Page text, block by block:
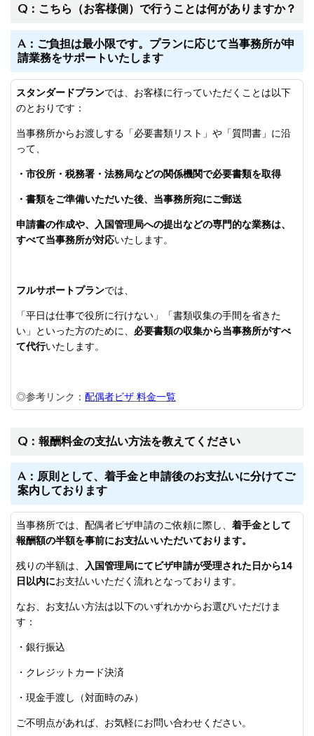
Q：こちら（お客様側）で行うことは何がありますか？
A：ご負担は最小限です。プランに応じて当事務所が申
請業務をサポートいたします
スタンダードプランでは、お客様に行っていただくことは以下
のとおりです：
当事務所からお渡しする「必要書類リスト」や「質問書」に沿
って、
・市役所・税務署・法務局などの関係機関で必要書類を取得
・書類をご準備いただいた後、当事務所宛にご郵送
申請書の作成や、入国管理局への提出などの専門的な業務は、
すべて当事務所が対応いたします。
フルサポートプランでは、
「平日は仕事で役所に行けない」「書類収集の手間を省きた
い」といった方のために、 必要書類の収集から当事務所がすべ
て代行いたします。
◎参考リンク： 配偶者ビザ 料金一覧
Q：報酬料金の支払い方法を教えてください
A：原則として、着手金と申請後のお支払いに分けてご
案内しております
当事務所では、配偶者ビザ申請のご依頼に際し、 着手金として
報酬額の半額を事前にお支払いいただいております。
残りの半額は、
入国管理局にてビザ申請が受理された日から14
日以内にお支払いいただく流れとなっております。
なお、お支払い方法は以下のいずれかからお選びいただけま
す：
・銀行振込
・クレジットカード決済
・現金手渡し（対面時のみ）
ご不明点があれば、お気軽にお問い合わせください。